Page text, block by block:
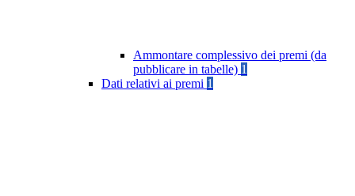
Ammontare complessivo dei premi (da
pubblicare in tabelle) 1
Dati relativi ai premi 1